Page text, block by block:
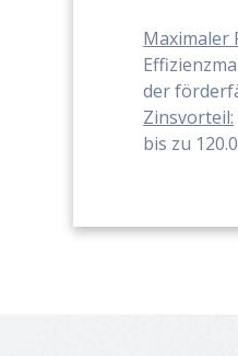
Maximaler
der
Zinsvorteil:
bis zu